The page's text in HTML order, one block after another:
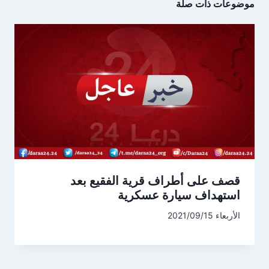
موضوعات ذات صلة
قصف على أطراف قرية الفقيع بعد
استهداف سيارة عسكرية
الأربعاء 2021/09/15